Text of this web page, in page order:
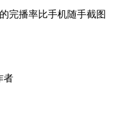
完播率比手机随手截图
者